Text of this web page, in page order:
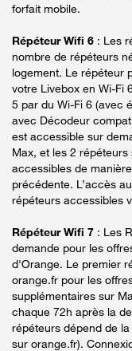
forfait mobile.
Répéteur Wifi 6 : Les
nombre de répéteurs
logement. Le répéteur
votre Livebox en Wi-Fi
5 par du Wi-Fi 6 (avec
avec Décodeur
est accessible sur
Max, et les 2
accessibles de
précédente. L’accès
répéteurs accessibles
Répéteur Wifi 7 : Les
demande pour les
d'Orange. Le premier
orange.fr pour les
supplémentaires sur
chaque 72h après la
répéteurs dépend de
sur orange.fr).